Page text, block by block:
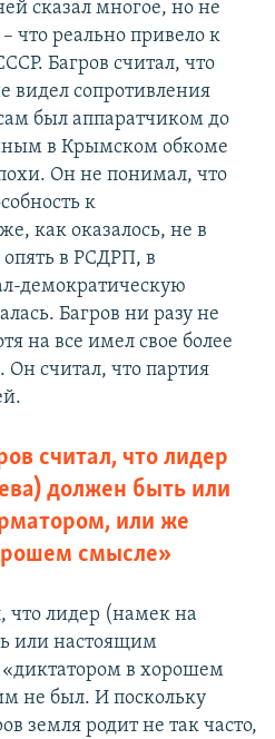
сказал многое, но не
что реально привело к
Багров считал, что
видел сопротивления
был аппаратчиком до
в Крымском обкоме
Он не понимал, что
к
как оказалось, не в
опять в РСДРП, в
демократическую
Багров ни разу не
на все имел свое более
считал, что партия
считал, что лидер
должен быть или
или же
смысле»
что лидер (намек на
или настоящим
в хорошем
не был. И поскольку
земля родит не так часто,